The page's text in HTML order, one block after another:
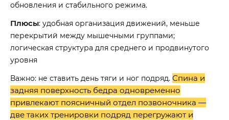
обновления и стабильного режима.
Плюсы: удобная организация движений, меньше
перекрытий между мышечными группами;
логическая структура для среднего и продвинутого
уровня
Важно: не ставить день тяги и ног подряд. Спина и
задняя поверхность бедра одновременно
привлекают поясничный отдел позвоночника —
две таких тренировки подряд перегружают и